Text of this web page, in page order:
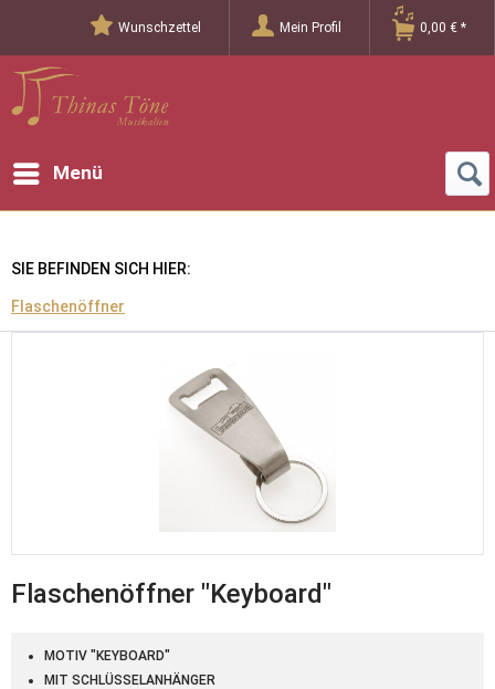
Wunschzettel Mein Profil 0,00 € *
Menü
SIE BEFINDEN SICH HIER:
Flaschenöffner
Flaschenöffner "Keyboard"
MOTIV "KEYBOARD"
MIT SCHLÜSSELANHÄNGER